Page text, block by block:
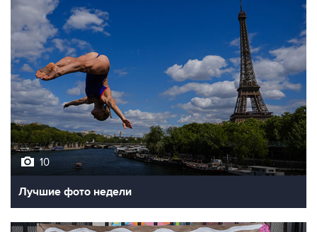
10
Лучшие фото недели